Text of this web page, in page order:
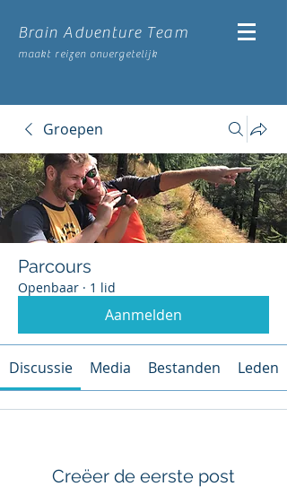
Brain Adventure Team
maakt reizen onvergetelijk
Groepen
Parcours
Openbaar · 1 lid
Aanmelden
Discussie Media Bestanden Leden
Creëer de eerste post